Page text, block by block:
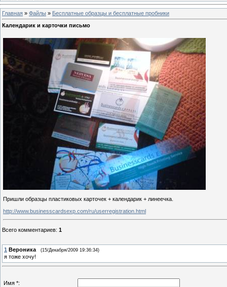
Главная » Файлы » Бесплатные образцы и бесплатные пробники
Календарик и карточки письмо
Пришли образцы пластиковых карточек + календарик + линеечка.
http://www.businesscardsexp.com/ru/userregistration.html
Всего комментариев: 1
1 Вероника (15/Декабря/2009 19:36:34)
я тоже хочу!
Имя *: